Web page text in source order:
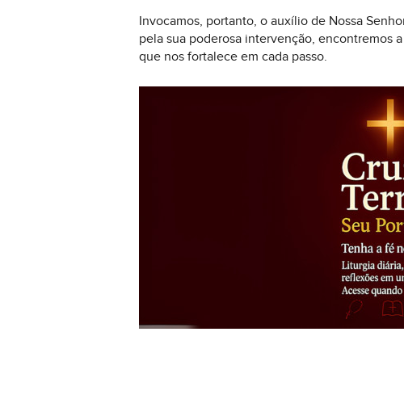
Invocamos, portanto, o auxílio de Nossa
pela sua poderosa intervenção, encontremos
que nos fortalece em cada passo.